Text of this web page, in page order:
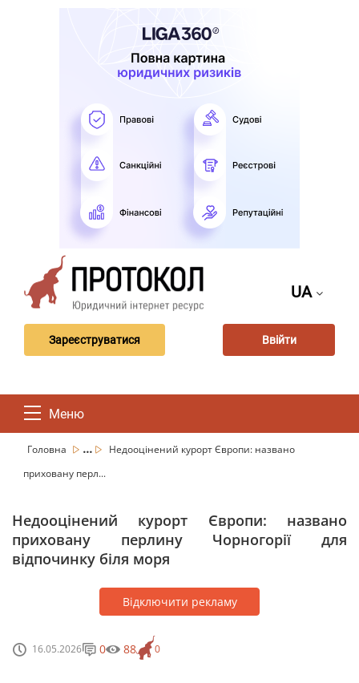
UA
Зареєструватися Ввійти
Меню
Головна ...
Недооцінений курорт Європи: названо
приховану перл...
Недооцінений курорт Європи: названо
приховану перлину Чорногорії для
відпочинку біля моря
Відключити рекламу
16.05.2026 0
0 88